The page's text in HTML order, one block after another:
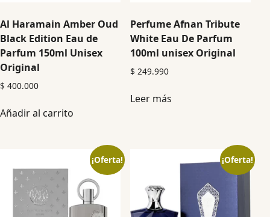
Al Haramain Amber Oud
Black Edition Eau de
Parfum 150ml Unisex
Original
$ 400.000
Añadir al carrito
Perfume Afnan Tribute
White Eau De Parfum
100ml unisex Original
$ 249.990
Leer más
¡Oferta! ¡Oferta!